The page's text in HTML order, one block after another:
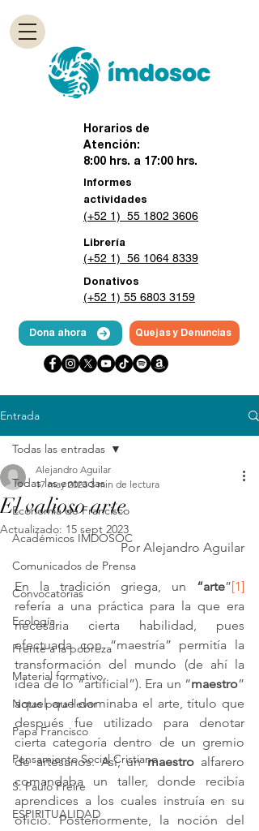
Horarios de
Atención:
8:00 hrs. a 17:00 hrs.
Informes
actividades
(+52 1) 55 1802 3606
Librería
(+52 1) 56 1064 8339
Donativos
(+52 1) 55 6803 3159
Dona ahora Quejas y Denuncias
Entrada
Todas las entradas
Economía de Francisco
Académicos IMDOSOC
Comunicados de Prensa
Convocatorias
Ecología
Frente a la pobreza
Material formativo
Notas para llevar
Papa Francisco
Pensamiento Social Cristiano
S. Paulo Freire
ESPIRITUALIDAD
Todas las entradas
El valioso arte
Alejandro Aguilar
17 may 2023 3 min de lectura
Actualizado: 15 sept 2023
Por Alejandro Aguilar
En la tradición griega, un “arte”[1]
refería a una práctica para la que era
necesaria cierta habilidad, pues
efectuada con “maestría” permitía la
transformación del mundo (de ahí la
idea de lo “artificial”). Era un “maestro”
aquel que dominaba el arte, título que
después fue utilizado para denotar
cierta categoría dentro de un gremio
de artesanos. Así, un maestro alfarero
comandaba un taller, donde recibía
aprendices a los cuales instruía en su
oficio. Posteriormente, la noción del